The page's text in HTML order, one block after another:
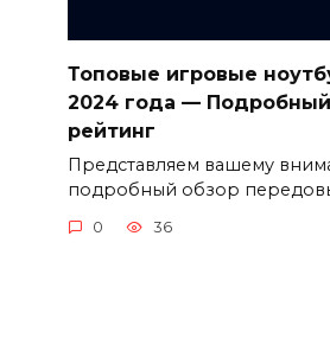
Топовые игровые
2024 года —
рейтинг
Представляем вашему
подробный обзор
0 36